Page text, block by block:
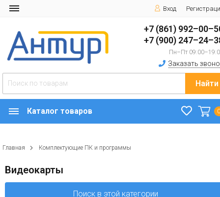
Вход
+7 (861)
+7 (900)
Пн–Пт
Заказать
Найти
Каталог товаров
Главная Комплектующие ПК и программы
Видеокарты
Поиск в этой категории